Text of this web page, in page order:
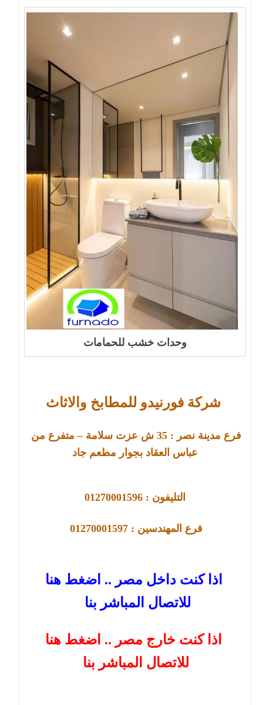
وحدات خشب للحمامات
شركة فورنيدو للمطابخ والاثاث
فرع مدينة نصر : 35
عباس العقاد بجوار مطعم جاد
التليفون : 01270001596
فرع المهندسين : 01270001597
اذا كنت داخل مصر .. اضغط هنا
للاتصال المباشر بنا
اذا كنت خارج مصر .. اضغط هنا
للاتصال المباشر بنا